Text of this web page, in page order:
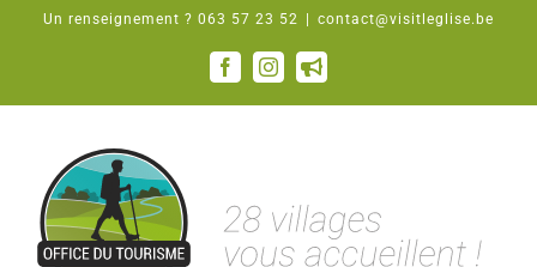
PasserUn renseignement ? 063 57 23 52 contact@visitleglise.be
Facebook
Instagram
Email